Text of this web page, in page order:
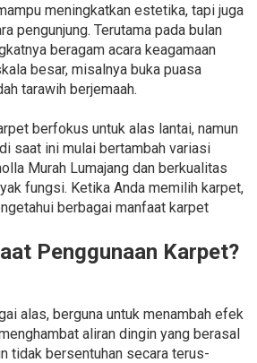
meningkatkan estetika, tapi juga
pengunjung. Terutama pada bulan
beragam acara keagamaan
besar, misalnya buka puasa
tarawih berjemaah.
berfokus untuk alas lantai, namun
saat ini mulai bertambah variasi
Murah Lumajang dan berkualitas
fungsi. Ketika Anda memilih karpet,
berbagai manfaat karpet
Penggunaan Karpet?
alas, berguna untuk menambah efek
aliran dingin yang berasal
tidak bersentuhan secara terus-